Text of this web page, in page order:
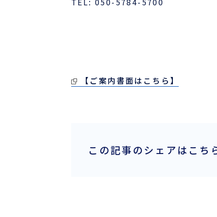
コーヒーブレイク
お問い合わせ
【ご案内書面はこちら】
この記事のシェアはこち